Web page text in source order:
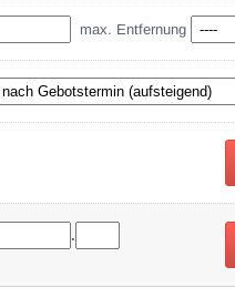
max. Entfernung
.